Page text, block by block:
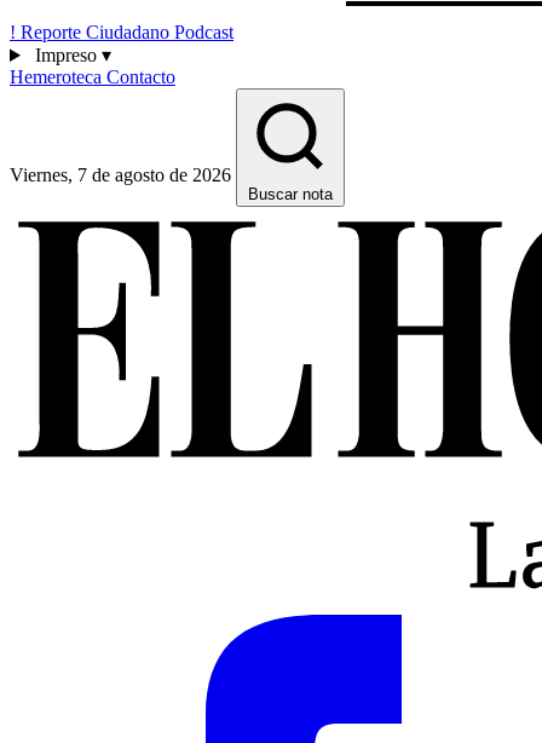
! Reporte Ciudadano Podcast
Impreso ▾
Hemeroteca Contacto
Viernes, 7 de agosto de 2026
Buscar nota